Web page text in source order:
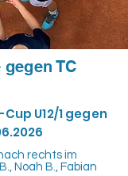
TC
U12/1 gegen
rechts im
Noah B., Fabian